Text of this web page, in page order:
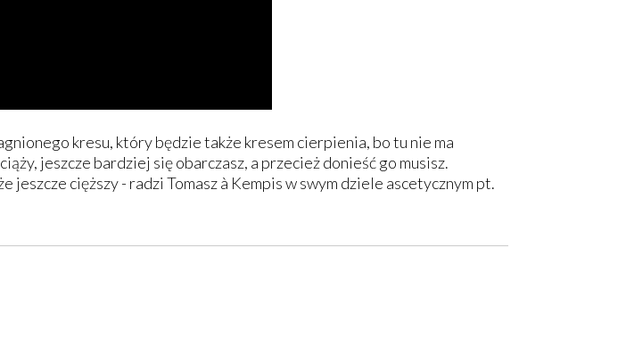
kresu, który będzie także kresem cierpienia, bo tu nie ma
jeszcze bardziej się obarczasz, a przecież donieść go musisz.
jeszcze cięższy - radzi Tomasz à Kempis w swym dziele ascetycznym pt.